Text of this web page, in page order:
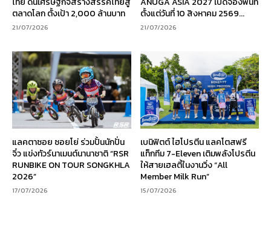
ตลาดโลก ตั้งเป้า 2,000 ล้านบาท
21/07/2026
ตั้งแต่วันที่ 10 สิงหาคม 2569...
21/07/2026
แลคตาซอย ซอยโย่ ร่วมปั้นนักปั่น
จิ๋ว แข่งทัวร์นาเมนต์นานาชาติ “RSR
RUNBIKE ON TOUR SONGKHLA
2026”
17/07/2026
เบนิฟิตต์ ไฮโปรตีน แลคโตสฟรี
แท็กทีม 7-Eleven เติมพลังโปรตีน
ให้สายเฮลตี้ในงานวิ่ง “All
Member Milk Run”
15/07/2026